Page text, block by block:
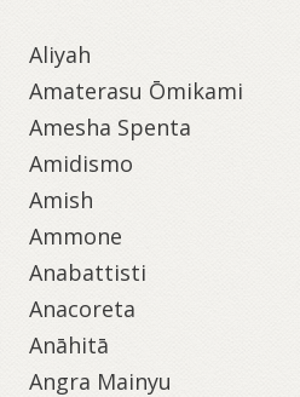
Aliyah
Amaterasu Ōmikami
Amesha Spenta
Amidismo
Amish
Ammone
Anabattisti
Anacoreta
Anāhitā
Angra Mainyu